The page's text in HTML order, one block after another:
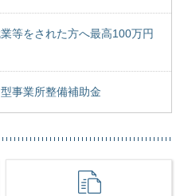
等をされた方へ最高100万円
事業所整備補助金